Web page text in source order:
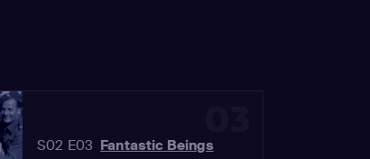
S02 E03 Fantastic Beings